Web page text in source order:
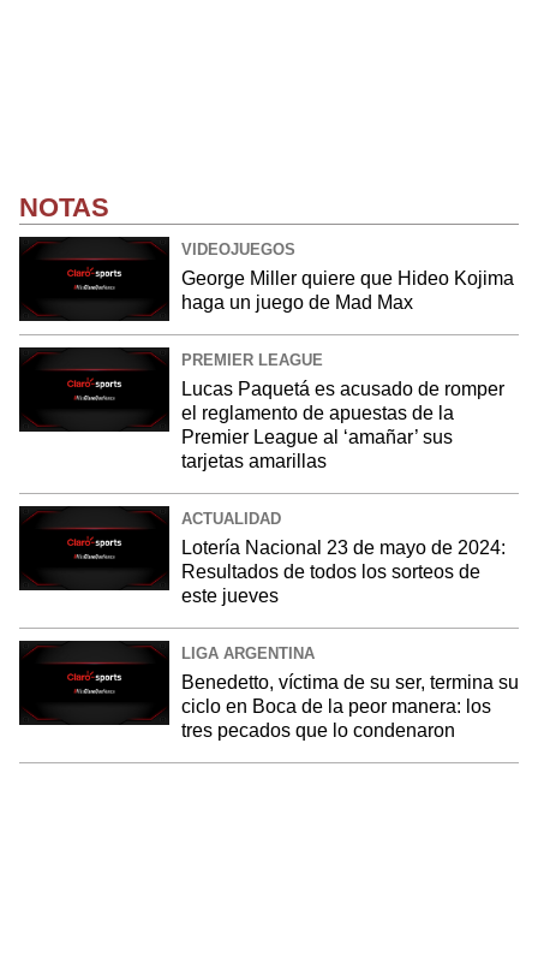
NOTAS
VIDEOJUEGOS
George Miller quiere que Hideo Kojima
haga un juego de Mad Max
PREMIER LEAGUE
Lucas Paquetá es acusado de romper
el reglamento de apuestas de la
Premier League al ‘amañar’ sus
tarjetas amarillas
ACTUALIDAD
Lotería Nacional 23 de mayo de 2024:
Resultados de todos los sorteos de
este jueves
LIGA ARGENTINA
Benedetto, víctima de su ser, termina su
ciclo en Boca de la peor manera: los
tres pecados que lo condenaron